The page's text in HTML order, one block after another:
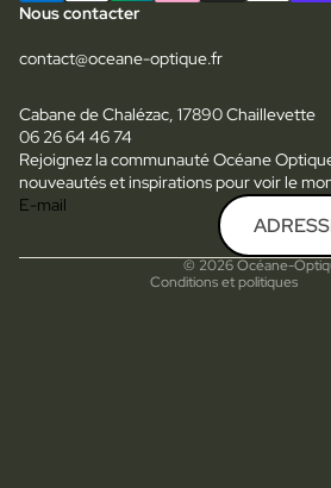
Nous contacter
contact@oceane-optique.fr
Cabane de Chalézac, 17890 Chaillevette
06 26 64 46 74
Rejoignez la communauté Océane
nouveautés et inspirations pour voir le
E-mail
© 2026Océane-
Conditions et politiques
Politique de confidentialité
Mentions légales
Conditions générales de vente